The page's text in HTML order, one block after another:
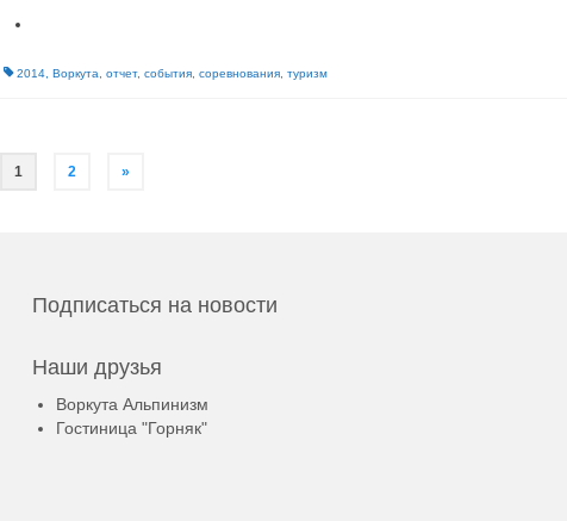
2014, Воркута отчет, события, соревнования, туризм
1 2 »
Подписаться на новости
Наши друзья
Воркута Альпинизм
Гостиница "Горняк"